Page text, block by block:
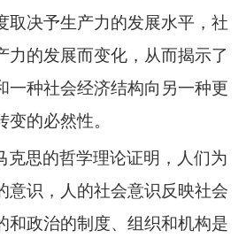
取决予生产力的发展水平，社
力的发展而变化，从而揭示了
一种社会经济结构向另一种更
的必然性。
克思的哲学理论证明，人们为
意识，人的社会意识反映社会
和政治的制度、组织和机构是